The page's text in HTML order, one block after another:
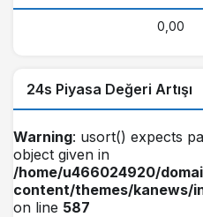
0,00
24s Piyasa Değeri Artışı
Warning: usort() expects
object given in
/home/u466024920/
content/themes/kanews/
on line 587